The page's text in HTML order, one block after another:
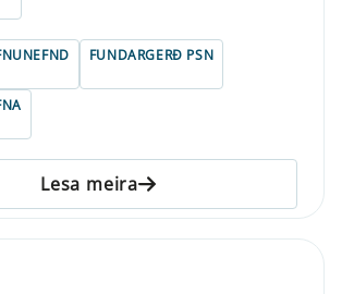
FUNDARGERÐ PSN
Lesa meira